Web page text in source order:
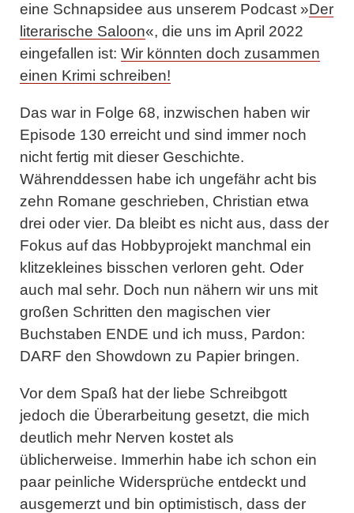
eine Schnapsidee aus unserem Podcast »Der
literarische Saloon«, die uns im April 2022
eingefallen ist: Wir könnten doch zusammen
einen Krimi schreiben!
Das war in Folge 68, inzwischen haben wir
Episode 130 erreicht und sind immer noch
nicht fertig mit dieser Geschichte.
Währenddessen habe ich ungefähr acht bis
zehn Romane geschrieben, Christian etwa
drei oder vier. Da bleibt es nicht aus, dass der
Fokus auf das Hobbyprojekt manchmal ein
klitzekleines bisschen verloren geht. Oder
auch mal sehr. Doch nun nähern wir uns mit
großen Schritten den magischen vier
Buchstaben ENDE und ich muss, Pardon:
DARF den Showdown zu Papier bringen.
Vor dem Spaß hat der liebe Schreibgott
jedoch die Überarbeitung gesetzt, die mich
deutlich mehr Nerven kostet als
üblicherweise. Immerhin habe ich schon ein
paar peinliche Widersprüche entdeckt und
ausgemerzt und bin optimistisch, dass der